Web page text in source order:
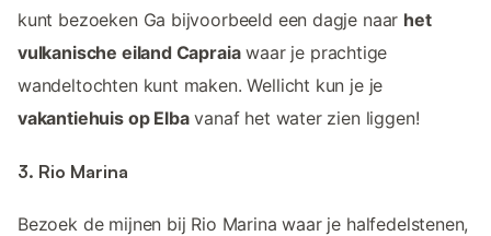
kunt bezoeken Ga bijvoorbeeld een dagje naar het
vulkanische eiland Capraiawaar je prachtige
wandeltochten kunt maken. Wellicht kun je je
vakantiehuis op Elbavanaf het water zien liggen!
3. Rio Marina
Bezoek de mijnen bij Rio Marina waar je halfedelstenen,